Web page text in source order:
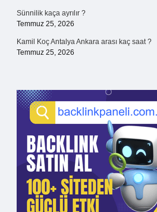
Sünnilik kaça ayrılır ?
Temmuz 25, 2026
Kamil Koç Antalya Ankara arası kaç saat ?
Temmuz 25, 2026